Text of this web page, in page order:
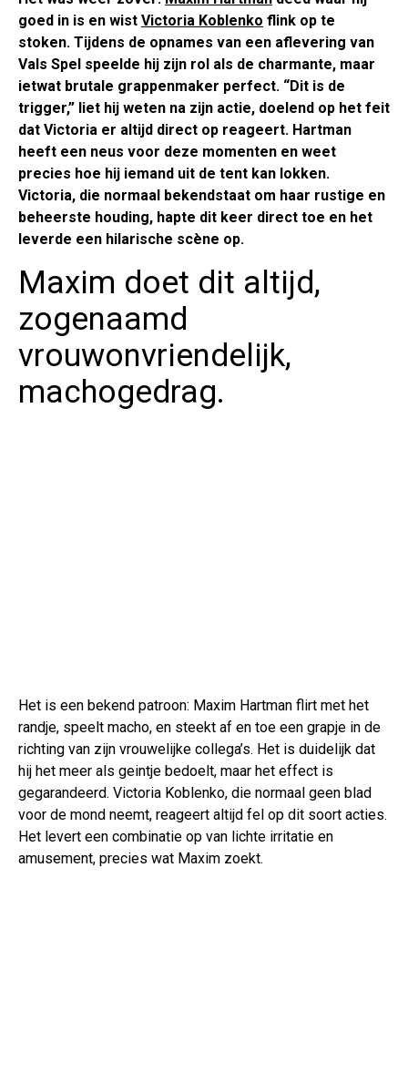
goed in is en wist Victoria Koblenko flink op te
stoken. Tijdens de opnames van een aflevering van
Vals Spel speelde hij zijn rol als de charmante, maar
ietwat brutale grappenmaker perfect. “Dit is de
trigger,” liet hij weten na zijn actie, doelend op het feit
dat Victoria er altijd direct op reageert. Hartman
heeft een neus voor deze momenten en weet
precies hoe hij iemand uit de tent kan lokken.
Victoria, die normaal bekendstaat om haar rustige en
beheerste houding, hapte dit keer direct toe en het
leverde een hilarische scène op.
Maxim doet dit altijd,
zogenaamd
vrouwonvriendelijk,
machogedrag.
Het is een bekend patroon: Maxim Hartman flirt met het
randje, speelt macho, en steekt af en toe een grapje in de
richting van zijn vrouwelijke collega’s. Het is duidelijk dat
hij het meer als geintje bedoelt, maar het effect is
gegarandeerd. Victoria Koblenko, die normaal geen blad
voor de mond neemt, reageert altijd fel op dit soort acties.
Het levert een combinatie op van lichte irritatie en
amusement, precies wat Maxim zoekt.